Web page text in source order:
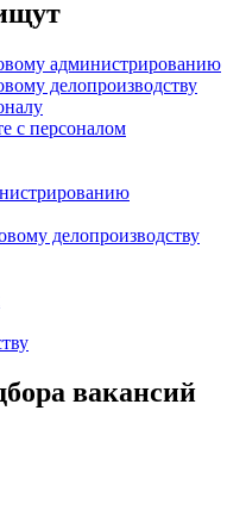
администрированию
делопроизводству
с персоналом
делопроизводству
вакансий